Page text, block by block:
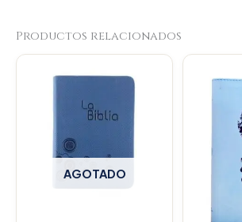
Productos relacionados
AGOTADO